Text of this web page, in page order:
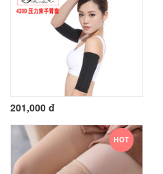
201,000 đ
HOT